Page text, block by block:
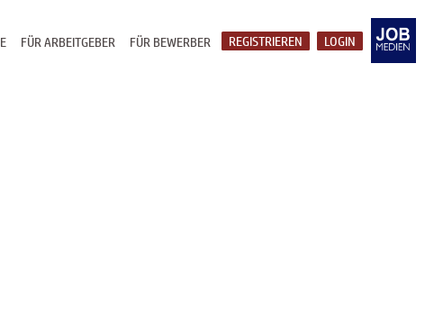
LOGIN
REGISTRIEREN
FÜR BEWERBER
FÜR ARBEITGEBER